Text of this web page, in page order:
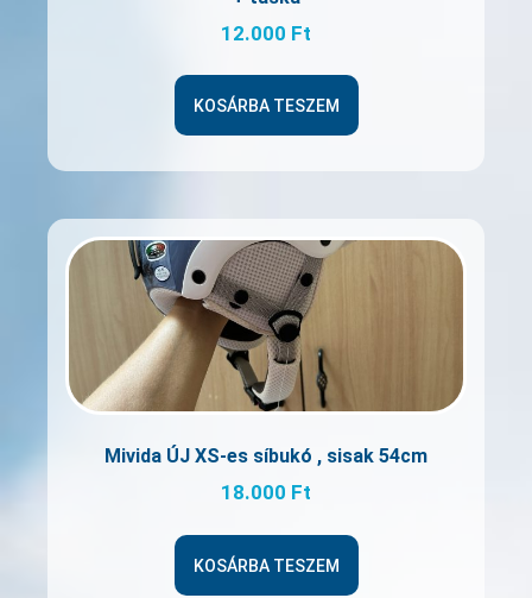
12.000 Ft
KOSÁRBA TESZEM
Mivida ÚJ XS-es síbukó , sisak 54cm
18.000 Ft
KOSÁRBA TESZEM